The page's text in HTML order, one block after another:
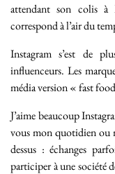
attendant son colis
correspond à l’air du
Instagram s’est de
influenceurs. Les
média version « fast
J’aime beaucoup
vous mon quotidien ou
dessus : échanges
participer à une société